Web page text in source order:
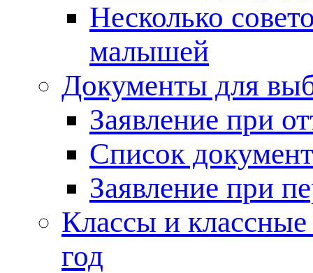
Несколько
малышей
Документы для
Заявление при
Список
Заявление при
Классы и
год